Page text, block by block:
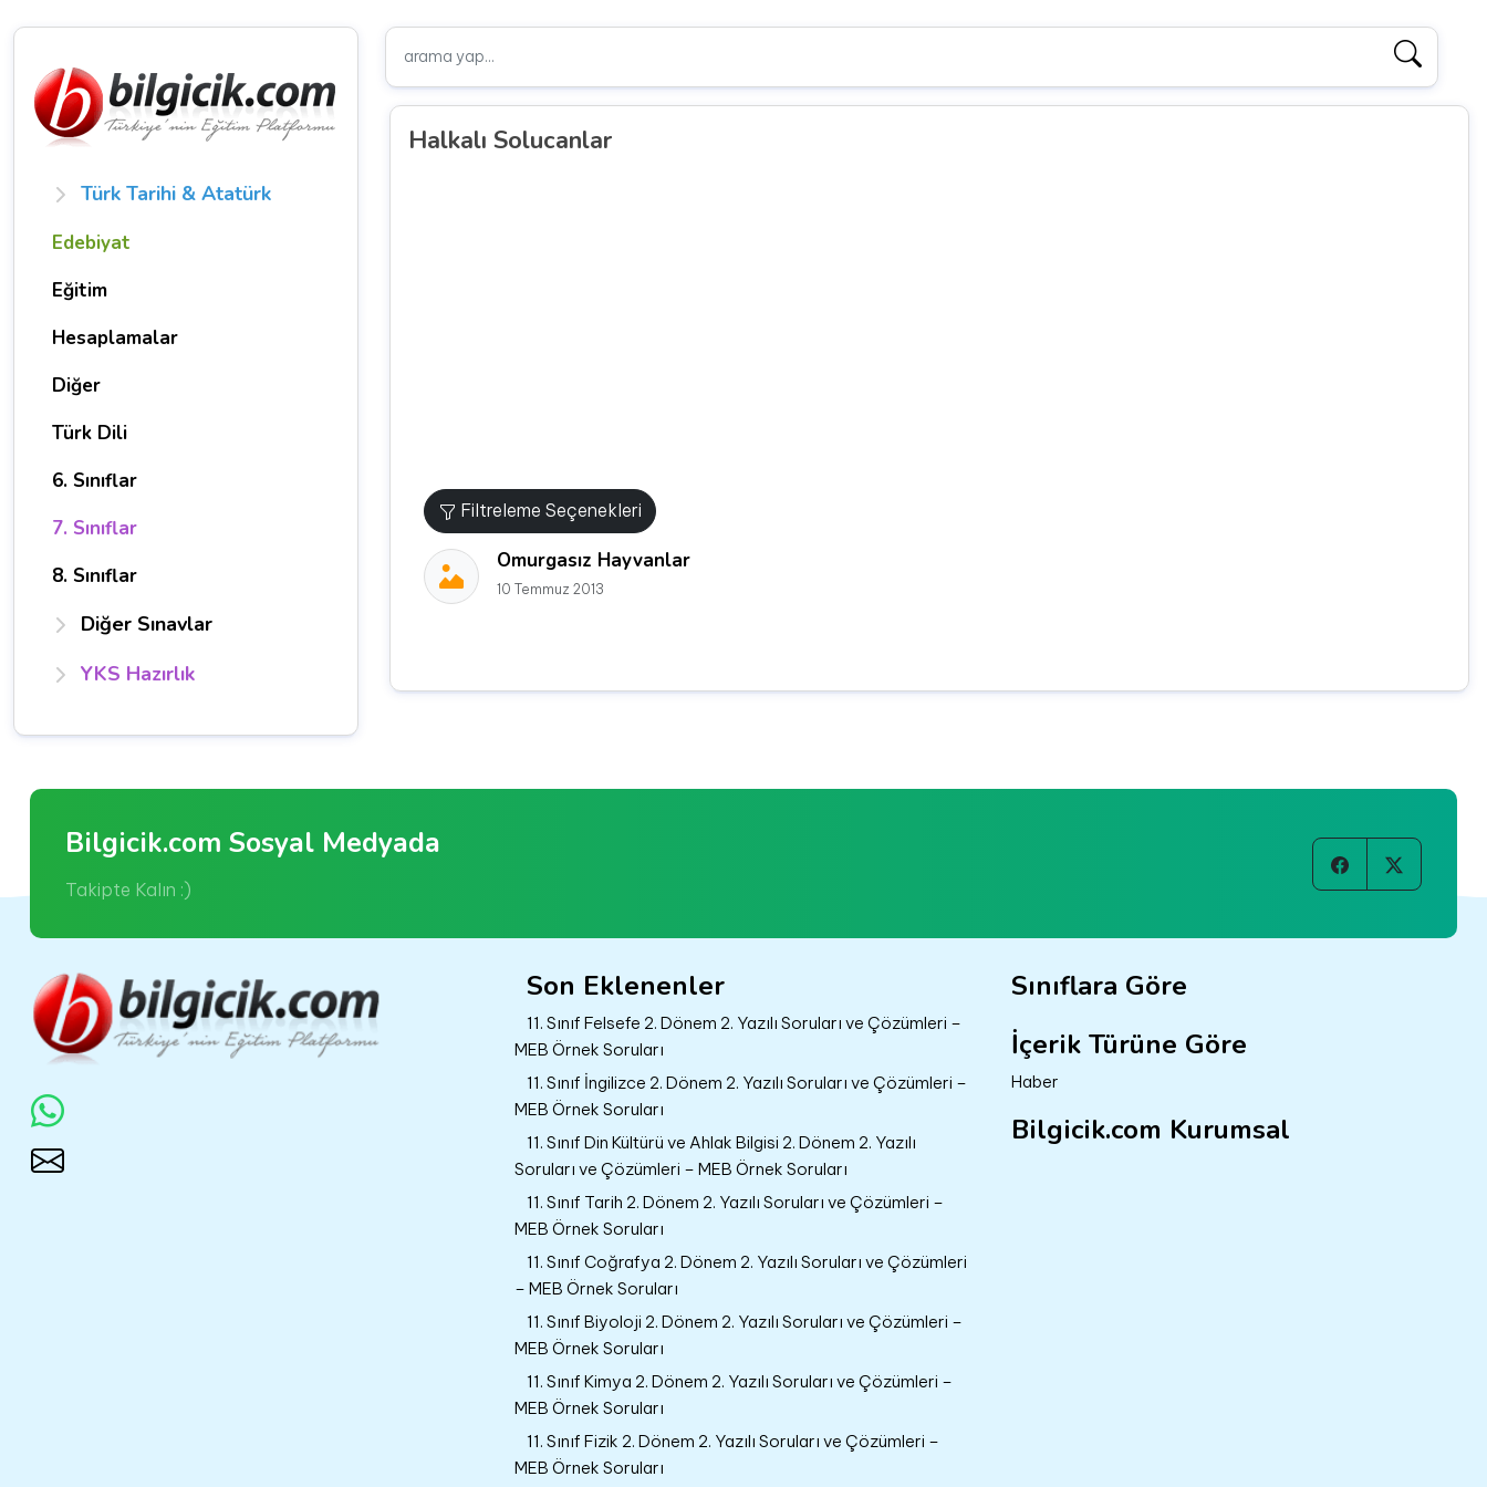
Türk Tarihi & Atatürk
Edebiyat
Eğitim
Hesaplamalar
Diğer
Türk Dili
6. Sınıflar
7. Sınıflar
8. Sınıflar
Diğer Sınavlar
YKS Hazırlık
Halkalı Solucanlar
Filtreleme Seçenekleri
Omurgasız Hayvanlar
10 Temmuz 2013
Bilgicik.com Sosyal Medyada
Takipte Kalın :)
Son Eklenenler
11. Sınıf Felsefe 2. Dönem 2. Yazılı Soruları ve Çözümleri –
MEB Örnek Soruları
11. Sınıf İngilizce 2. Dönem 2. Yazılı Soruları ve Çözümleri –
MEB Örnek Soruları
11. Sınıf Din Kültürü ve Ahlak Bilgisi 2. Dönem 2. Yazılı
Soruları ve Çözümleri – MEB Örnek Soruları
11. Sınıf Tarih 2. Dönem 2. Yazılı Soruları ve Çözümleri –
MEB Örnek Soruları
11. Sınıf Coğrafya 2. Dönem 2. Yazılı Soruları ve Çözümleri
– MEB Örnek Soruları
11. Sınıf Biyoloji 2. Dönem 2. Yazılı Soruları ve Çözümleri –
MEB Örnek Soruları
11. Sınıf Kimya 2. Dönem 2. Yazılı Soruları ve Çözümleri –
MEB Örnek Soruları
11. Sınıf Fizik 2. Dönem 2. Yazılı Soruları ve Çözümleri –
MEB Örnek Soruları
Sınıflara Göre
İçerik Türüne Göre
Haber
Bilgicik.com Kurumsal